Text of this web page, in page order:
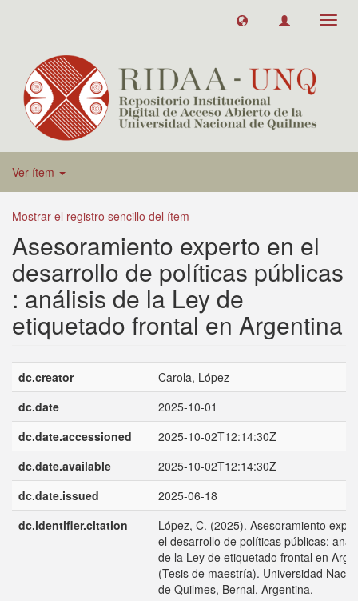
Ver ítem
Mostrar el registro sencillo del ítem
Asesoramiento experto en el
desarrollo de políticas públicas
: análisis de la Ley de
etiquetado frontal en Argentina
dc.creator
Carola, López
dc.date
2025-10-01
dc.date.accessioned
2025-10-02T12:14:30Z
dc.date.available
2025-10-02T12:14:30Z
dc.date.issued
2025-06-18
dc.identifier.citation
López, C. (2025). Asesoramiento
el desarrollo de políticas públicas:
de la Ley de etiquetado frontal en
(Tesis de maestría). Universidad
de Quilmes, Bernal, Argentina.